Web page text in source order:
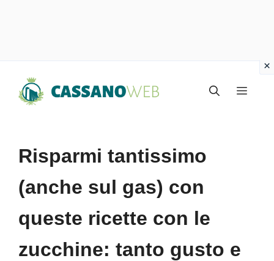
Menu
Risparmi tantissimo
(anche sul gas) con
queste ricette con le
zucchine: tanto gusto e